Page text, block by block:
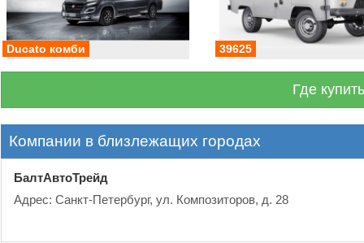
Ducato комби 39625
Где
Компании в близлежащих городах
БалтАвтоТрейд
Адрес: Санкт-Петербург, ул. Композиторов, д. 28